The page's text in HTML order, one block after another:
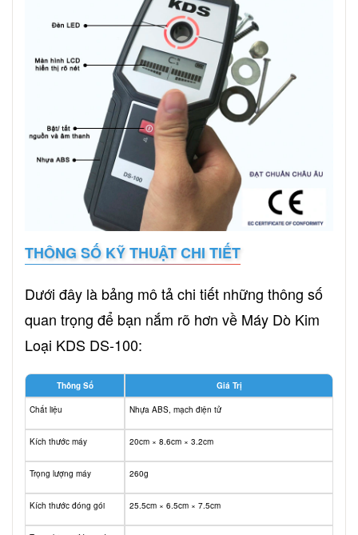
THÔNG SỐ KỸ THUẬT CHI TIẾT
Dưới đây là bảng mô tả chi tiết những thông số
quan trọng để bạn nắm rõ hơn về Máy Dò Kim
Loại KDS DS-100:
Thông Số Giá Trị
Chất liệu Nhựa ABS, mạch điện tử
Kích thước máy 20cm × 8.6cm × 3.2cm
Trọng lượng máy 260g
Kích thước đóng gói 25.5cm × 6.5cm × 7.5cm